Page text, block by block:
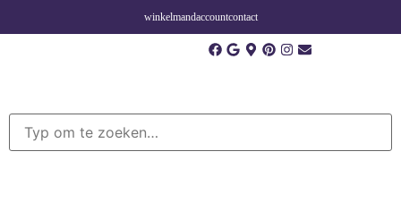
winkelmandaccountcontact